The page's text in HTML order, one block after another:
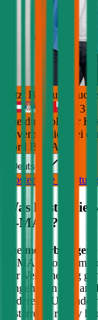
Jetzt Beratung
+3
Die durchblicker
unverbindlich bei
Ford B-MAX
Deutsch
Kostenlose
Was kostet die
B-MAX ?
Die
B-MAX
kostet im
der Versicherung
eingehoben und an
anderen EU-
Österreich relativ